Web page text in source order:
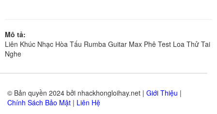
Mô tả:
Liên Khúc Nhạc Hòa Tấu Rumba Guitar Max Phê Test Loa Thử Tai
Nghe
© Bản quyền 2024 bởi nhackhongloihay.net | Giới Thiệu |
Chính Sách Bảo Mật | Liên Hệ